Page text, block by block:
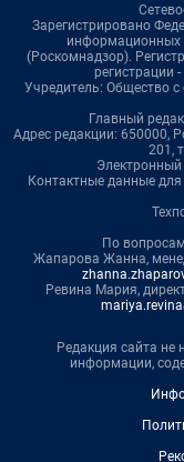
Зарегистрировано
информационных
(Роскомнадзор).
регистрации
Учредитель: Общество
Главный
Адрес редакции: 650000,
201,
Электронный
Контактные данные
По
Жапарова Жанна,
Ревина Мария,
Редакция сайта не
информации,